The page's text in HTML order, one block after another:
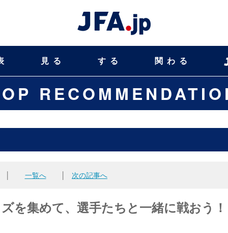
見る する 関わる
一覧へ 次の記事へ
を集めて、選手たちと一緒に戦おう！